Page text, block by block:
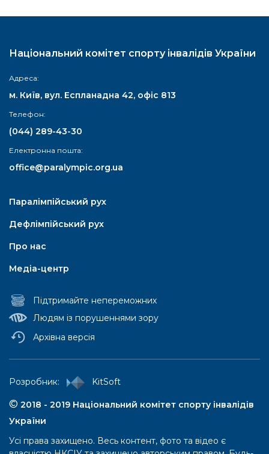
Національний комітет спорту інвалідів України
Адреса:
м. Київ, вул. Еспланадна 42, офіс 813
Телефон:
(044) 289-43-30
Електронна пошта:
office@paralympic.org.ua
Паралімпійський рух
Дефлімпійський рух
Про нас
Медіа-центр
Підтримайте непереможних
Людям із порушеннями зору
Архівна версія
Паралімпійський рух
Паралімпійські літні ігри
Правила та положення
© 2018 - 2019 Національний комітет спорту інвалідів
України
Pозробник: KitSoft
Усі права захищено. Весь контент, фото та відео є